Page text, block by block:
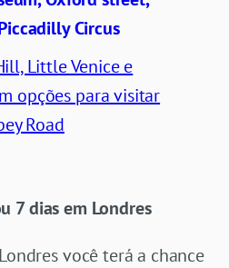
Circus
Little Venice e
opções para visitar
Road
7 dias em Londres
você terá a chance